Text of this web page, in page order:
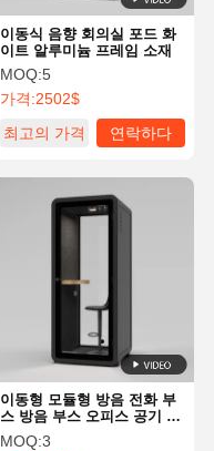
이동식 음향 회의실 포드 화
이트 알루미늄 프레임 소재
MOQ:5
가격:2502$
최고의 가격
연락하다
이동형 모듈형 방음 전화 부
스 방음 부스 오피스 공기 환
기 시스템
MOQ:3